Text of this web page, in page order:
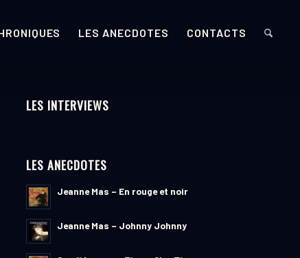
LES ANECDOTES CONTACTS
LES INTERVIEWS
LES ANECDOTES
Jeanne Mas – En rouge et noir
Jeanne Mas – Johnny Johnny